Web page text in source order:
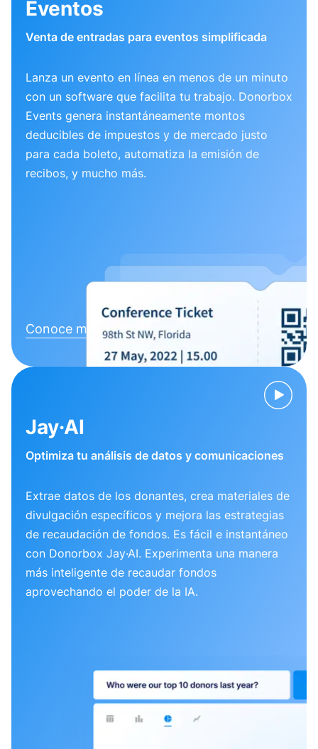
Eventos
Venta de entradas para eventos simplificada
Lanza un evento en línea en menos de un minuto
con un software que facilita tu trabajo. Donorbox
Events genera instantáneamente montos
deducibles de impuestos y de mercado justo
para cada boleto, automatiza la emisión de
recibos, y mucho más.
Conoce más
Jay·AI
Optimiza tu análisis de datos y comunicaciones
Extrae datos de los donantes, crea materiales de
divulgación específicos y mejora las estrategias
de recaudación de fondos. Es fácil e instantáneo
con Donorbox Jay·AI. Experimenta una manera
más inteligente de recaudar fondos
aprovechando el poder de la IA.